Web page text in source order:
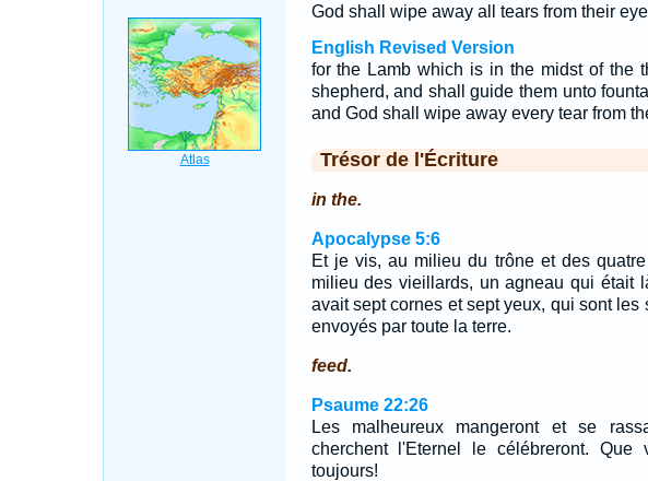
God shall wipe away all tears from their
English Revised Version
for the Lamb which is in the midst of the
shepherd, and shall guide them unto
and God shall wipe away every tear from
Trésor de l'Écriture
in the.
Apocalypse 5:6
Et je vis, au milieu du trône et des
milieu des vieillards, un agneau qui était
avait sept cornes et sept yeux, qui sont les
envoyés par toute la terre.
feed.
Psaume 22:26
Les malheureux mangeront et se
cherchent l'Eternel le célébreront. Que
toujours!